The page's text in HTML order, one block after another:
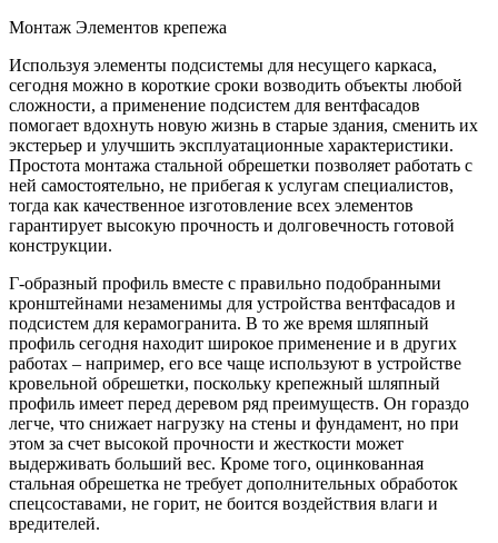
Монтаж Элементов крепежа
Используя элементы подсистемы для несущего каркаса,
сегодня можно в короткие сроки возводить объекты любой
сложности, а применение подсистем для вентфасадов
помогает вдохнуть новую жизнь в старые здания, сменить их
экстерьер и улучшить эксплуатационные характеристики.
Простота монтажа стальной обрешетки позволяет работать с
ней самостоятельно, не прибегая к услугам специалистов,
тогда как качественное изготовление всех элементов
гарантирует высокую прочность и долговечность готовой
конструкции.
Г-образный профиль вместе с правильно подобранными
кронштейнами незаменимы для устройства вентфасадов и
подсистем для керамогранита. В то же время шляпный
профиль сегодня находит широкое применение и в других
работах – например, его все чаще используют в устройстве
кровельной обрешетки, поскольку крепежный шляпный
профиль имеет перед деревом ряд преимуществ. Он гораздо
легче, что снижает нагрузку на стены и фундамент, но при
этом за счет высокой прочности и жесткости может
выдерживать больший вес. Кроме того, оцинкованная
стальная обрешетка не требует дополнительных обработок
спецсоставами, не горит, не боится воздействия влаги и
вредителей.